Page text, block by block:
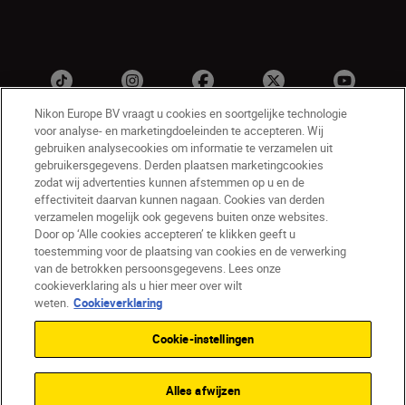
NL Nikon Sites
Contact opnemen
Privacyverklaring
Gebruiksvoorwaarden
Nikon Store - Algemene voorwaarden
Cookieverklaring
Toegankelijkheid
Cookie-instellingen
Nikon Europe BV vraagt u cookies en soortgelijke technologie
voor analyse- en marketingdoeleinden te accepteren. Wij
gebruiken analysecookies om informatie te verzamelen uit
gebruikersgegevens. Derden plaatsen marketingcookies
zodat wij advertenties kunnen afstemmen op u en de
effectiviteit daarvan kunnen nagaan. Cookies van derden
verzamelen mogelijk ook gegevens buiten onze websites.
Door op ‘Alle cookies accepteren’ te klikken geeft u
toestemming voor de plaatsing van cookies en de verwerking
van de betrokken persoonsgegevens. Lees onze
cookieverklaring als u hier meer over wilt
weten. Cookieverklaring
Cookie-instellingen
Alles afwijzen